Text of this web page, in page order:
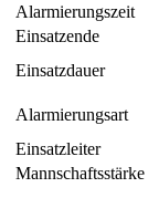
Alarmierungszeit
Einsatzende
Einsatzdauer
Alarmierungsart
Einsatzleiter
Mannschaftsstärke